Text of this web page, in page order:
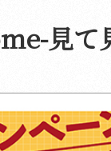
見て